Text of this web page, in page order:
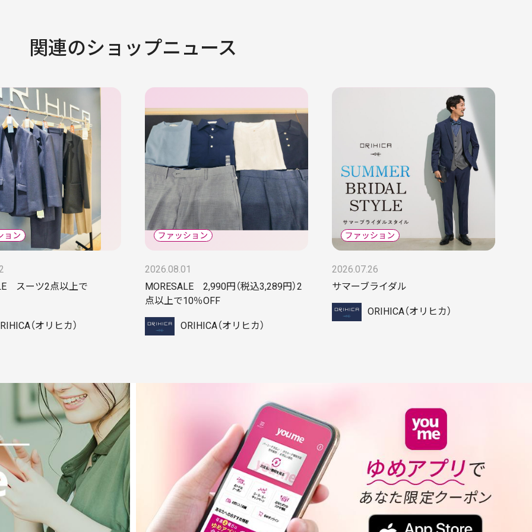
関連のショップニュース
スーツ2点以上で
（オリヒカ）
2026.08.01
MORESALE 2,990円（税込3,289円）2
点以上で10％OFF
ORIHICA（オリヒカ）
2026.07.26
サマーブライダル
ORIHICA（オリヒカ）